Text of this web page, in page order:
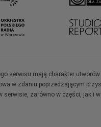
serwisu mają charakter
w zdaniu poprzedzającym
zarówno w części, jak i